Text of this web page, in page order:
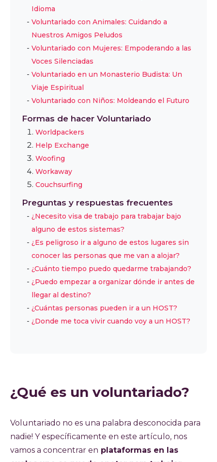
Idioma
Voluntariado con Animales: Cuidando a
Nuestros Amigos Peludos
Voluntariado con Mujeres: Empoderando a las
Voces Silenciadas
Voluntariado en un Monasterio Budista: Un
Viaje Espiritual
Voluntariado con Niños: Moldeando el Futuro
Formas de hacer Voluntariado
Worldpackers
Help Exchange
Woofing
Workaway
Couchsurfing
Preguntas y respuestas frecuentes
¿Necesito visa de trabajo para trabajar bajo
alguno de estos sistemas?
¿Es peligroso ir a alguno de estos lugares sin
conocer las personas que me van a alojar?
¿Cuánto tiempo puedo quedarme trabajando?
¿Puedo empezar a organizar dónde ir antes de
llegar al destino?
¿Cuántas personas pueden ir a un HOST?
¿Donde me toca vivir cuando voy a un HOST?
¿Qué es un voluntariado?
Voluntariado no es una palabra desconocida para
nadie! Y específicamente en este artículo, nos
vamos a concentrar en plataformas en las